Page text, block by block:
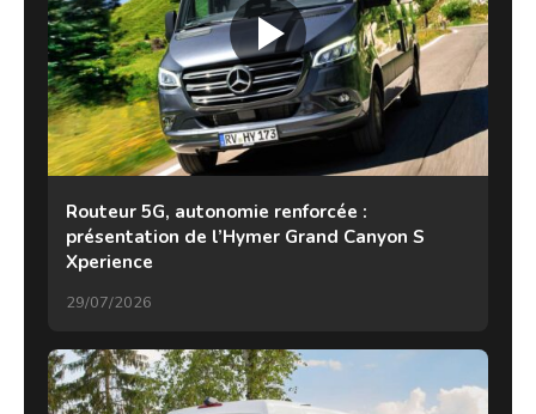
Routeur 5G, autonomie renforcée :
présentation de l’Hymer Grand Canyon S
Xperience
29/07/2026